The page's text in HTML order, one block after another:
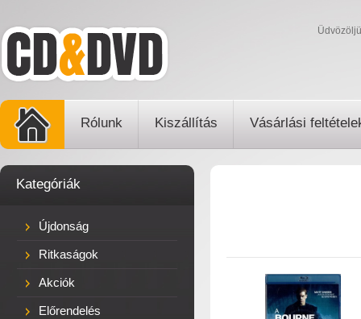
Rólunk Kiszállítás Vásárlási
Kategóriák
Újdonság
Ritkaságok
Akciók
Előrendelés